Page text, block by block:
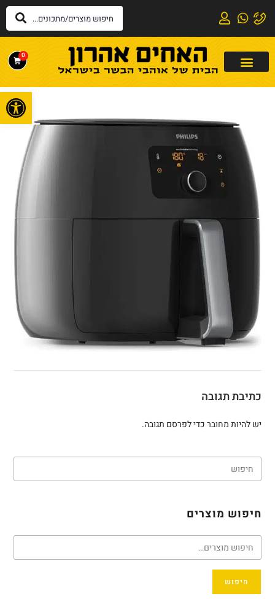
0
כתיבת תגובה
יש להיותמחוברכדי לפרסם תגובה.
חיפוש מוצרים
חיפוש